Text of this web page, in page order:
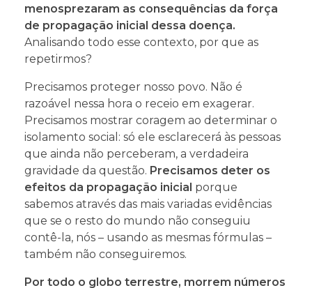
menosprezaram as consequências da força
de propagação inicial dessa doença.
Analisando todo esse contexto, por que as
repetirmos?
Precisamos proteger nosso povo. Não é
razoável nessa hora o receio em exagerar.
Precisamos mostrar coragem ao determinar o
isolamento social: só ele esclarecerá às pessoas
que ainda não perceberam, a verdadeira
gravidade da questão. Precisamos deter os
efeitos da propagação inicial porque
sabemos através das mais variadas evidências
que se o resto do mundo não conseguiu
contê-la, nós – usando as mesmas fórmulas –
também não conseguiremos.
Por todo o globo terrestre, morrem números